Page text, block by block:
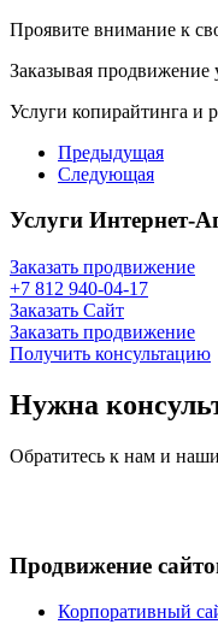
Проявите внимание к
Заказывая продвижение
Услуги копирайтинга и
Предыдущая
Следующая
Услуги Интернет-
Заказать продвижение
+7 812 940-04-17
Заказать Сайт
Заказать продвижение
Получить консультацию
Нужна
Обратитесь к нам и
Продвижение
Корпоративный